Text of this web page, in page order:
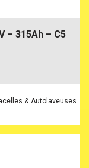
– 315Ah – C5
& Autolaveuses